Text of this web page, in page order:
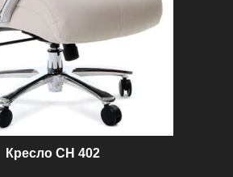
Кресло СН 402